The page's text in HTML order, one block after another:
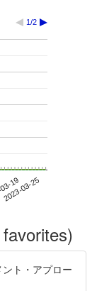
1/2
19
2023-03-25
ト・アプロー